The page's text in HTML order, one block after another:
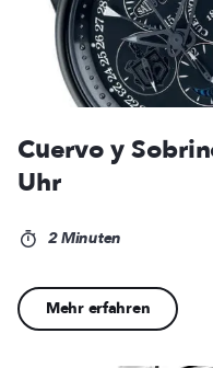
Cuervo y
Uhr
2 Minuten
Mehr erfahren